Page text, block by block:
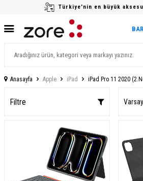
Türkiye'nin en büyük
Anasayfa Apple iPad iPad Pro 11 2020
Filtre